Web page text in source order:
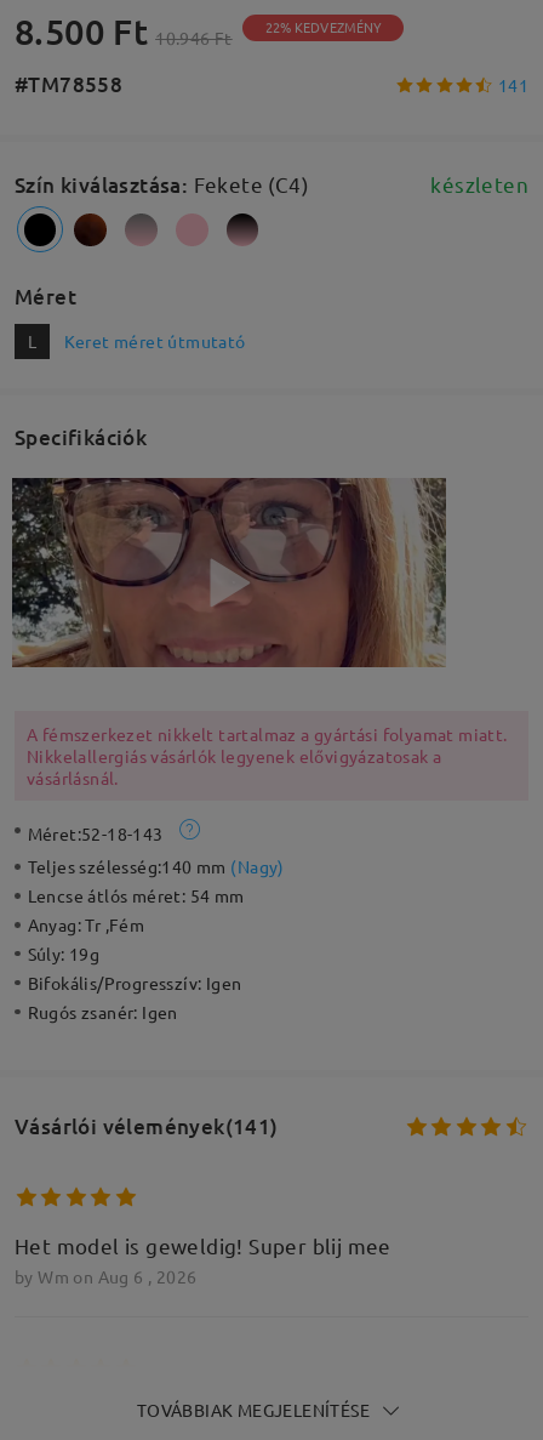
8.500 Ft 10.946 Ft 22% KEDVEZMÉNY
#TM78558 141
Szín kiválasztása: Fekete (C4) készleten
Méret
L Keret méret útmutató
Specifikációk
A fémszerkezet nikkelt tartalmaz a gyártási folyamat miatt.
Nikkelallergiás vásárlók legyenek elővigyázatosak a
vásárlásnál.
Méret:52-18-143
Teljes szélesség:140 mm (Nagy)
Lencse átlós méret: 54 mm
Anyag:Tr ,Fém
Súly: 19g
Bifokális/Progresszív: Igen
Rugós zsanér: Igen
Vásárlói vélemények(141)
Het model is geweldig! Super blij mee
by Wm on Aug 6 , 2026
Tres agréable à porter la couleur et la taille me
TOVÁBBIAK MEGJELENÍTÉSE